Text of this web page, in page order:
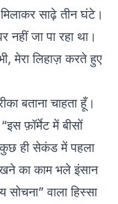
साढ़े तीन घंटे।
नहीं जा पा रहा था।
मेरा लिहाज़ करते हुए
बताना चाहता हूँ।
फ़ॉर्मेट में बीसों
ही सेकंड में पहला
का काम भले इंसान
वाला हिस्सा